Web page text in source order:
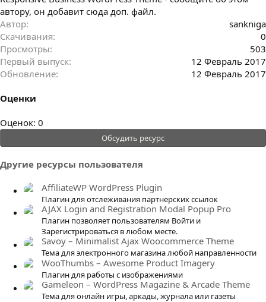
автору, он добавит сюда доп. файл.
Автор
sankniga
Скачивания
0
Просмотры
503
Первый выпуск
12 Февраль 2017
Обновление
12 Февраль 2017
Оценки
0
.
0
0
з
Оценок: 0
Обсудить ресурс
Другие ресурсы пользователя
AffiliateWP WordPress Plugin
Плагин для отслеживания партнерских ссылок
AJAX Login and Registration Modal Popup Pro
Плагин позволяет пользователям Войти и
Зарегистрироваться в любом месте.
Savoy – Minimalist Ajax Woocommerce Theme
Тема для электронного магазина любой направленности
WooThumbs – Awesome Product Imagery
Плагин для работы с изображениями
Gameleon – WordPress Magazine & Arcade Theme
Тема для онлайн игры, аркады, журнала или газеты